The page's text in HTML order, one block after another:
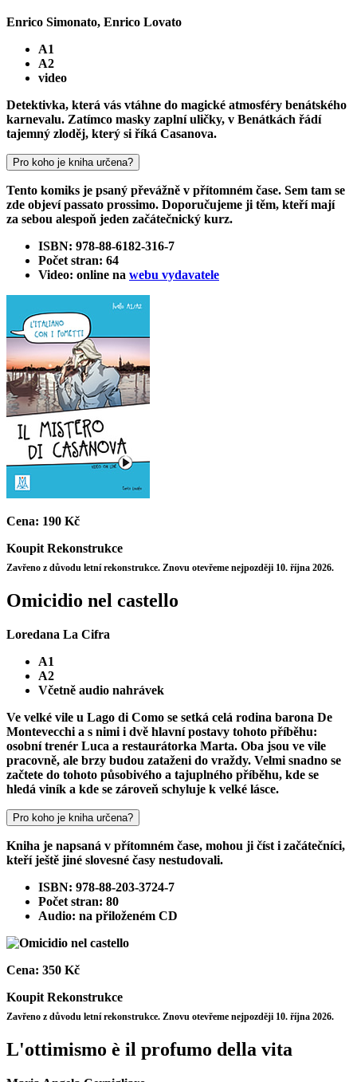
Enrico Simonato, Enrico Lovato
A1
A2
video
Detektivka, která vás vtáhne do magické atmosféry benátského
karnevalu. Zatímco masky zaplní uličky, v Benátkách řádí
tajemný zloděj, který si říká Casanova.
Pro koho je kniha určena?
Tento komiks je psaný převážně v přítomném čase. Sem tam se
zde objeví passato prossimo. Doporučujeme ji těm, kteří mají
za sebou alespoň jeden začátečnický kurz.
ISBN: 978-88-6182-316-7
Počet stran: 64
Video: online na webu vydavatele
Cena: 190 Kč
Koupit Rekonstrukce
Zavřeno z důvodu letní rekonstrukce. Znovu otevřeme nejpozději 10. října 2026.
Omicidio nel castello
Loredana La Cifra
A1
A2
Včetně audio nahrávek
Ve velké vile u Lago di Como se setká celá rodina barona De
Montevecchi a s nimi i dvě hlavní postavy tohoto příběhu:
osobní trenér Luca a restaurátorka Marta. Oba jsou ve vile
pracovně, ale brzy budou zataženi do vraždy. Velmi snadno se
začtete do tohoto působivého a tajuplného příběhu, kde se
hledá viník a kde se zároveň schyluje k velké lásce.
Pro koho je kniha určena?
Kniha je napsaná v přítomném čase, mohou ji číst i začátečníci,
kteří ještě jiné slovesné časy nestudovali.
ISBN: 978-88-203-3724-7
Počet stran: 80
Audio: na přiloženém CD
Cena: 350 Kč
Koupit Rekonstrukce
Zavřeno z důvodu letní rekonstrukce. Znovu otevřeme nejpozději 10. října 2026.
L'ottimismo è il profumo della vita